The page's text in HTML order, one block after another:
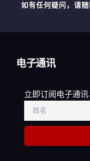
如有任何疑问，请
电子通讯
立即订阅电子通